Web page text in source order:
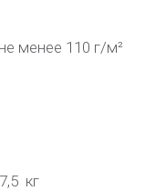
менее 110 г/м²
кг